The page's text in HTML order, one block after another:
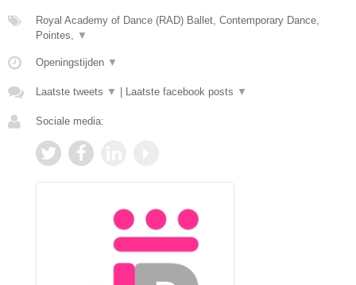
Royal Academy of Dance (RAD) Ballet, Contemporary Dance,
Pointes, ▼
Openingstijden ▼
Laatste tweets ▼ Laatste facebook posts ▼
Sociale media: